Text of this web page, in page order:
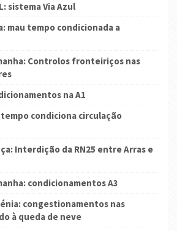
sistema Via Azul
mau tempo condicionada a
Controlos fronteiriços nas
na A1
tempo condiciona circulação
Interdição da RN25 entre Arras e
condicionamentos A3
congestionamentos nas
à queda de neve